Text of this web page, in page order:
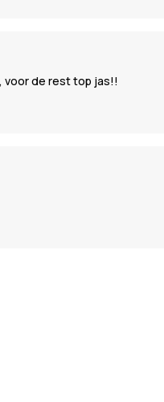
voor de rest top jas!!